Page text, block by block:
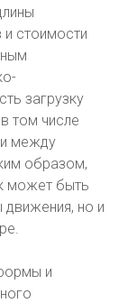
стоимости
загрузку
том числе
между
образом,
может быть
движения, но и
и